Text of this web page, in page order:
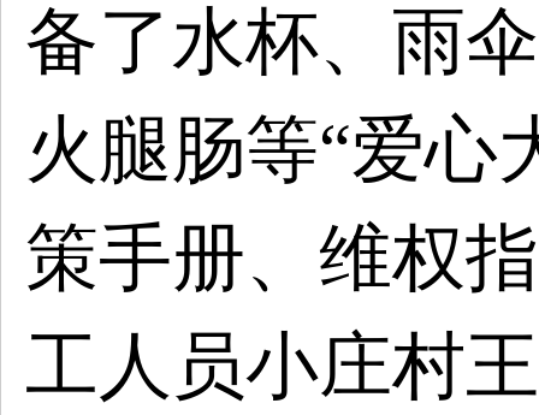
备了水杯、雨
火腿肠等“爱心
策手册、维权
工人员小庄村